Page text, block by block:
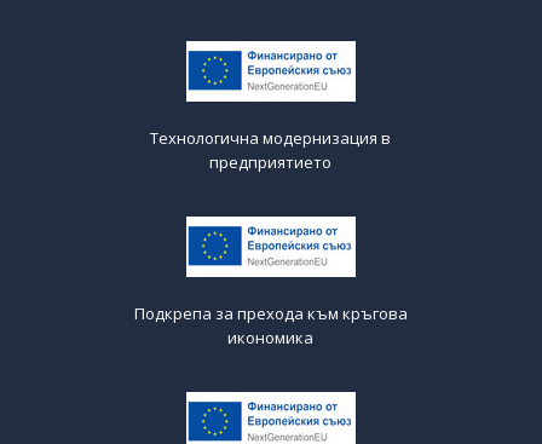
Технологична модернизация в
предприятието
Подкрепа за прехода към кръгова
икономика